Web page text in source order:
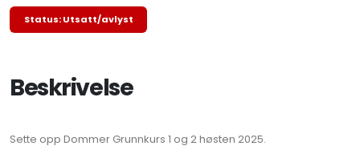
Status: Utsatt/avlyst
Beskrivelse
Sette opp Dommer Grunnkurs 1 og 2 høsten 2025.